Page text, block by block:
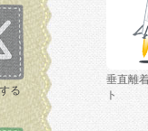
る
垂直離
ト